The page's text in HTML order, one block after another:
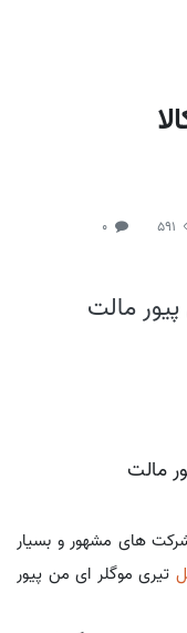
591
0
مالت
مالت
های مشهور و بسیار
تیری موگلر ای من پیور